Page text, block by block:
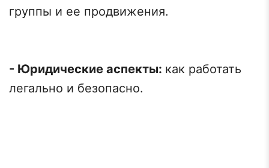
группы и ее продвижения.
- Юридические аспекты: как работать
легально и безопасно.